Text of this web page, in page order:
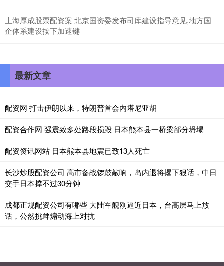
上海厚成股票配资案 北京国资委发布司库建设指导意见,地方国
企体系建设按下加速键
最新文章
配资网 打击伊朗以来，特朗普首会内塔尼亚胡
配资合作网 强震致多处路段损毁 日本熊本县一桥梁部分坍塌
配资资讯网站 日本熊本县地震已致13人死亡
长沙炒股配资公司 高市备战锣鼓敲响，岛内退将撂下狠话，中日
交手日本撑不过30分钟
成都正规配资公司有哪些 大陆军舰刚逼近日本，台高层马上放
话，公然挑衅煽动海上对抗